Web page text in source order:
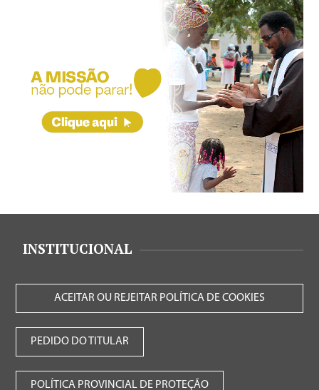
INSTITUCIONAL
ACEITAR OU REJEITAR POLÍTICA DE COOKIES
PEDIDO DO TITULAR
POLÍTICA PROVINCIAL DE PROTEÇÃO